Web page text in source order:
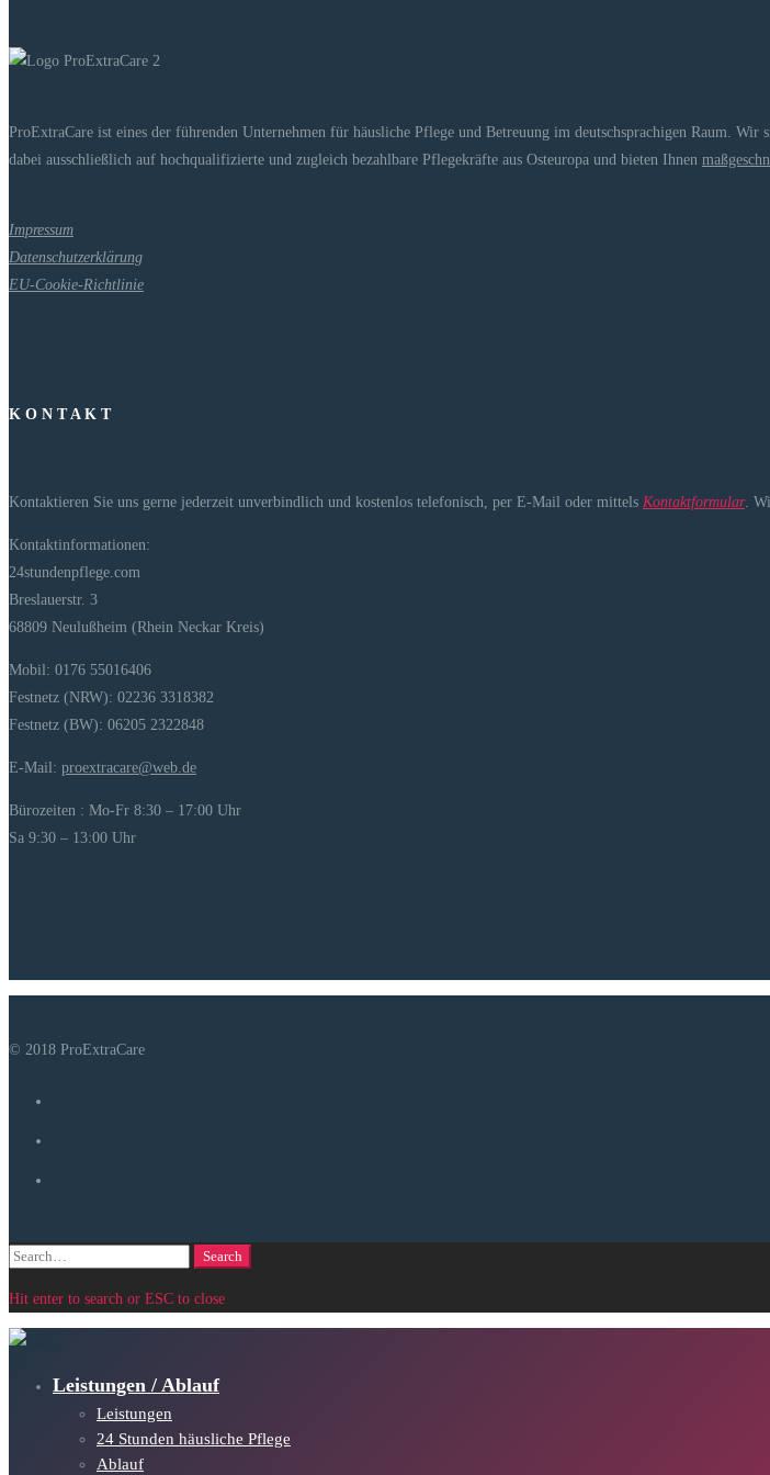
ProExtraCare ist eines der führenden Unternehmen für häusliche Pflege und Betreuung im deutschsprachigen Raum.
dabei ausschließlich auf hochqualifizierte und zugleich bezahlbare Pflegekräfte aus Osteuropa und bieten Ihnen
Impressum
Datenschutzerklärung
EU-Cookie-Richtlinie
K O N T A K T
Kontaktieren Sie uns gerne jederzeit unverbindlich und kostenlos telefonisch, per E-Mail oder mittels Kontaktformular.
Kontaktinformationen:
24stundenpflege.com
Breslauerstr. 3
68809 Neulußheim (Rhein Neckar Kreis)
Mobil: 0176 55016406
Festnetz (NRW): 02236 3318382
Festnetz (BW): 06205 2322848
E-Mail: proextracare@web.de
Bürozeiten : Mo-Fr 8:30 – 17:00 Uhr
Sa 9:30 – 13:00 Uhr
© 2018 ProExtraCare
Search
Search
Hit enter to search or ESC to close
Leistungen / Ablauf
Leistungen
24 Stunden häusliche Pflege
Ablauf